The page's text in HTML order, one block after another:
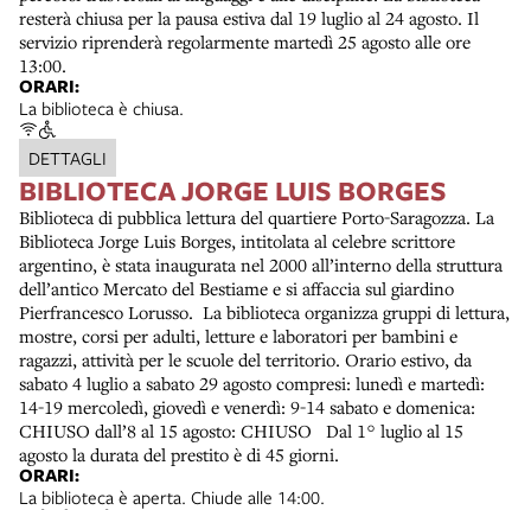
resterà chiusa per la pausa estiva dal 19 luglio al 24 agosto. Il
servizio riprenderà regolarmente martedì 25 agosto alle ore
13:00.
ORARI:
La biblioteca è chiusa.
DETTAGLI
BIBLIOTECA JORGE LUIS BORGES
Biblioteca di pubblica lettura del quartiere Porto-Saragozza. La
Biblioteca Jorge Luis Borges, intitolata al celebre scrittore
argentino, è stata inaugurata nel 2000 all’interno della struttura
dell’antico Mercato del Bestiame e si affaccia sul giardino
Pierfrancesco Lorusso. La biblioteca organizza gruppi di lettura,
mostre, corsi per adulti, letture e laboratori per bambini e
ragazzi, attività per le scuole del territorio. Orario estivo, da
sabato 4 luglio a sabato 29 agosto compresi: lunedì e martedì:
14-19 mercoledì, giovedì e venerdì: 9-14 sabato e domenica:
CHIUSO dall’8 al 15 agosto: CHIUSO Dal 1° luglio al 15
agosto la durata del prestito è di 45 giorni.
ORARI:
La biblioteca è aperta. Chiude alle 14:00.